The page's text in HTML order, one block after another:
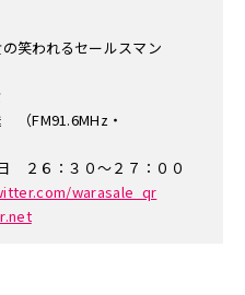
れるセールスマン
・
：３０～２７：００
warasale_qr